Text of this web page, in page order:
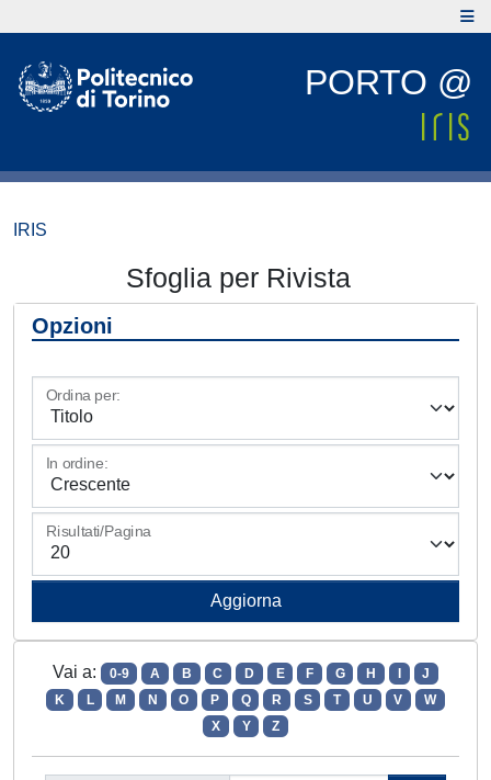
PORTO @
IRIS
Sfoglia per Rivista
Opzioni
Ordina per:
In ordine:
Risultati/Pagina
Vai a: 0-9 A B C D E F G H
J
K
L M N O P Q R S T U V
W
X
Y Z